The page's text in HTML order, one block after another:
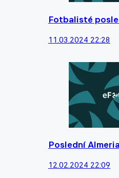
Fotbalisté
11.03.2024 22:28
Poslední
12.02.2024 22:09